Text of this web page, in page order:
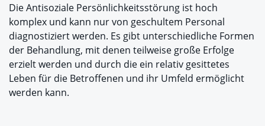
Die Antisoziale Persönlichkeitsstörung ist hoch
komplex und kann nur von geschultem Personal
diagnostiziert werden. Es gibt unterschiedliche Formen
der Behandlung, mit denen teilweise große Erfolge
erzielt werden und durch die ein relativ gesittetes
Leben für die Betroffenen und ihr Umfeld ermöglicht
werden kann.